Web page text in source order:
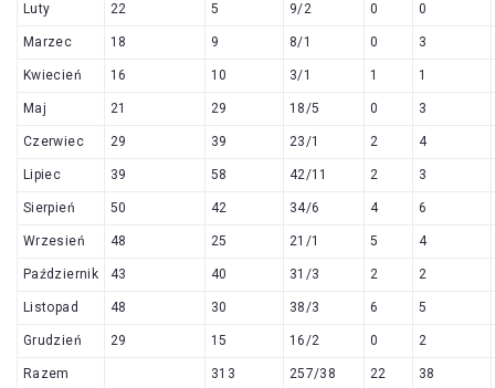
Luty 22 5 9/2 0 0
Marzec 18 9 8/1 0 3
Kwiecień 16 10 3/1 1 1
Maj 21 29 18/5 0 3
Czerwiec 29 39 23/1 2 4
Lipiec 39 58 42/11 2 3
Sierpień 50 42 34/6 4 6
Wrzesień 48 25 21/1 5 4
Październik 43 40 31/3 2 2
Listopad 48 30 38/3 6 5
Grudzień 29 15 16/2 0 2
Razem 313 257/38 22 38